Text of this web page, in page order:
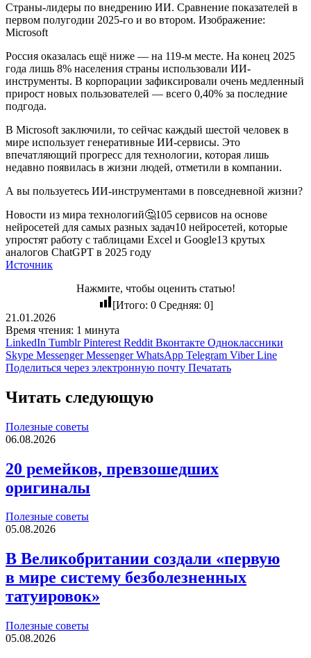
Страны-лидеры по внедрению ИИ. Сравнение показателей в
первом полугодии 2025-го и во втором. Изображение:
Microsoft
Россия оказалась ещё ниже — на 119‑м месте. На конец 2025
года лишь 8% населения страны использовали ИИ-
инструменты. В корпорации зафиксировали очень медленный
прирост новых пользователей — всего 0,40% за последние
подгода.
В Microsoft заключили, то сейчас каждый шестой человек в
мире использует генеративные ИИ‑сервисы. Это
впечатляющий прогресс для технологии, которая лишь
недавно появилась в жизни людей, отметили в компании.
А вы пользуетесь ИИ-инструментами в повседневной жизни?
Новости из мира технологий🤔105 сервисов на основе
нейросетей для самых разных задач10 нейросетей, которые
упростят работу с таблицами Excel и Google13 крутых
аналогов ChatGPT в 2025 году
Источник
Нажмите, чтобы оценить статью!
[Итого: 0Средняя: 0]
21.01.2026
Время чтения: 1 минута
LinkedIn Tumblr Pinterest Reddit Вконтакте Одноклассники
Skype Messenger Messenger WhatsApp Telegram Viber Line
Поделиться через электронную почту Печатать
Читать следующую
Полезные советы
06.08.2026
20 ремейков, превзошедших
оригиналы
Полезные советы
05.08.2026
В Великобритании создали «первую
в мире систему безболезненных
татуировок»
Полезные советы
05.08.2026